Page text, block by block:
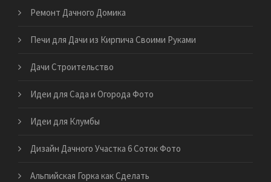
Ремонт Дачного Домика
Печи для Дачи из Кирпича Своими Руками
Дачи Строительство
Идеи для Сада и Огорода Фото
Идеи для Клумбы
Дизайн Дачного Участка 6 Соток Фото
Альпийская Горка как Сделать